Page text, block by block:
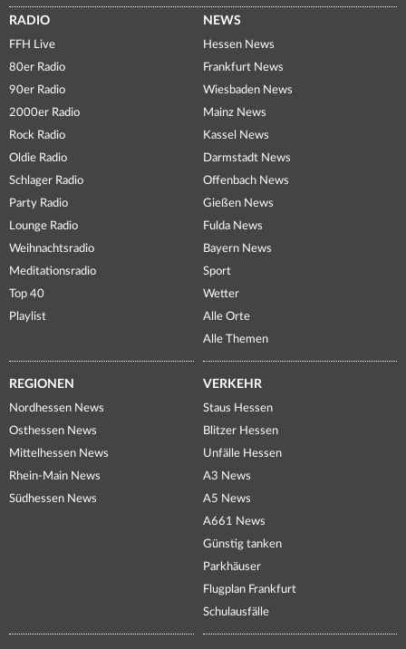
RADIO
FFH Live
80er Radio
90er Radio
2000er Radio
Rock Radio
Oldie Radio
Schlager Radio
Party Radio
Lounge Radio
Weihnachtsradio
Meditationsradio
Top 40
Playlist
NEWS
Hessen News
Frankfurt News
Wiesbaden News
Mainz News
Kassel News
Darmstadt News
Offenbach News
Gießen News
Fulda News
Bayern News
Sport
Wetter
Alle Orte
Alle Themen
REGIONEN
Nordhessen News
Osthessen News
Mittelhessen News
Rhein-Main News
Südhessen News
VERKEHR
Staus Hessen
Blitzer Hessen
Unfälle Hessen
A3 News
A5 News
A661 News
Günstig tanken
Parkhäuser
Flugplan Frankfurt
Schulausfälle